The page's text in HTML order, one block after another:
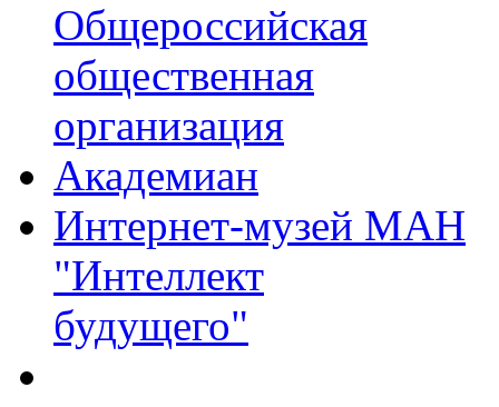
Общероссийская
общественная
организация
Академиан
Интернет-музей МАН
"Интеллект
будущего"